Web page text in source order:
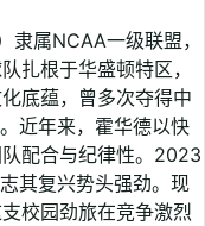
属NCAA一级联盟，
扎根于华盛顿特区，
底蕴，曾多次夺得中
近年来，霍华德以快
配合与纪律性。2023
其复兴势头强劲。现
校园劲旅在竞争激烈